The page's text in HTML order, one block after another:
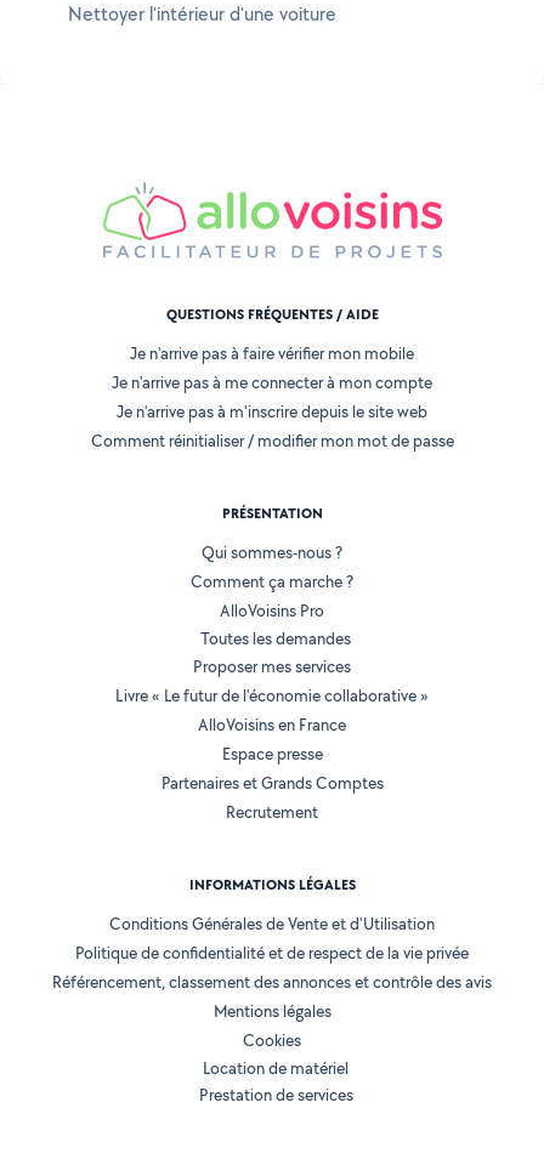
Nettoyer l'intérieur d'une voiture
QUESTIONS FRÉQUENTES / AIDE
Je n'arrive pas à faire vérifier mon mobile
Je n'arrive pas à me connecter à mon compte
Je n'arrive pas à m'inscrire depuis le site web
Comment réinitialiser / modifier mon mot de passe
PRÉSENTATION
Qui sommes-nous ?
Comment ça marche ?
AlloVoisins Pro
Toutes les demandes
Proposer mes services
Livre « Le futur de l'économie collaborative »
AlloVoisins en France
Espace presse
Partenaires et Grands Comptes
Recrutement
INFORMATIONS LÉGALES
Conditions Générales de Vente et d'Utilisation
Politique de confidentialité et de respect de la vie privée
Référencement, classement des annonces et contrôle des avis
Mentions légales
Cookies
Location de matériel
Prestation de services